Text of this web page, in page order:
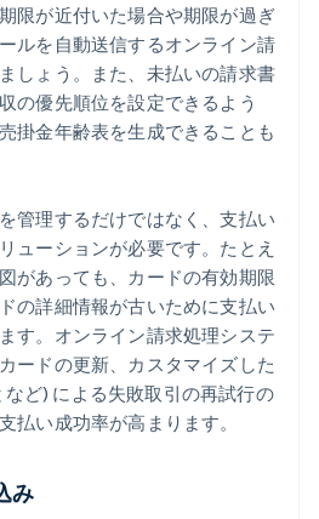
限が近付いた場合や期限が過ぎ
ルを自動送信するオンライン請
しょう。また、未払いの請求書
の優先順位を設定できるよう
掛金年齢表を生成できることも
管理するだけではなく、支払い
ューションが必要です。たとえ
があっても、カードの有効期限
の詳細情報が古いために支払い
す。オンライン請求処理システ
ードの更新、カスタマイズした
ど) による失敗取引の再試行の
払い成功率が高まります。
み